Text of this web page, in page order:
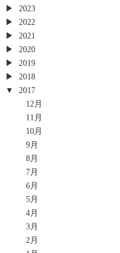
2023
2022
2021
2020
2019
2018
2017
12月
11月
10月
9月
8月
7月
6月
5月
4月
3月
2月